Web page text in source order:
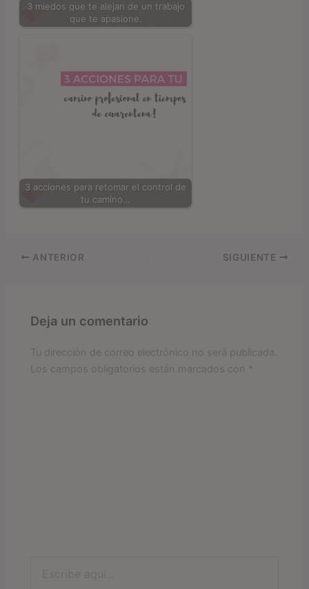
3 miedos que te alejan de un trabajo
que te apasione.
3 acciones para retomar el control de
tu camino…
ANTERIOR SIGUIENTE
Deja un comentario
Tu dirección de correo electrónico no será publicada.
Los campos obligatorios están marcados con *